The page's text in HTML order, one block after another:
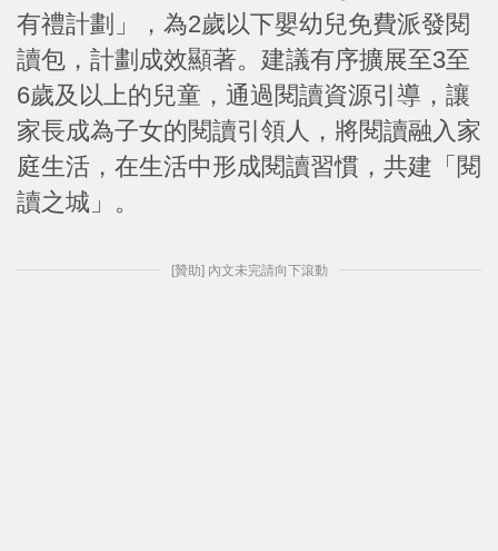
有禮計劃」，為2歲以下嬰幼兒免費派發閱
讀包，計劃成效顯著。建議有序擴展至3至
6歲及以上的兒童，通過閱讀資源引導，讓
家長成為子女的閱讀引領人，將閱讀融入家
庭生活，在生活中形成閱讀習慣，共建「閱
讀之城」。
[贊助] 內文未完請向下滾動